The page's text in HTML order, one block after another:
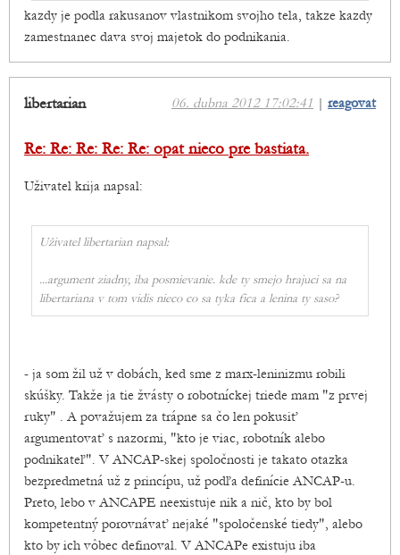
kazdy je podla rakusanov vlastnikom svojho tela, takze kazdy
zamestnanec dava svoj majetok do podnikania.
06. dubna 2012 17:02:41 | reagovat
libertarian
Re: Re: Re: Re: Re: opat nieco pre bastiata.
Uživatel krija napsal:
Uživatel libertarian napsal:
...argument ziadny, iba posmievanie. kde ty smejo hrajuci sa na
libertariana v tom vidis nieco co sa tyka fica a lenina ty saso?
- ja som žil už v dobách, ked sme z marx-leninizmu robili
skúšky. Takže ja tie žvásty o robotníckej triede mam "z prvej
ruky" . A považujem za trápne sa čo len pokusiť
argumentovať s nazormi, "kto je viac, robotník alebo
podnikateľ". V ANCAP-skej spoločnosti je takato otazka
bezpredmetná už z princípu, už podľa definície ANCAP-u.
Preto, lebo v ANCAPE neexistuje nik a nič, kto by bol
kompetentný porovnávať nejaké "spoločenské tiedy", alebo
kto by ich vôbec definoval. V ANCAPe existuju iba